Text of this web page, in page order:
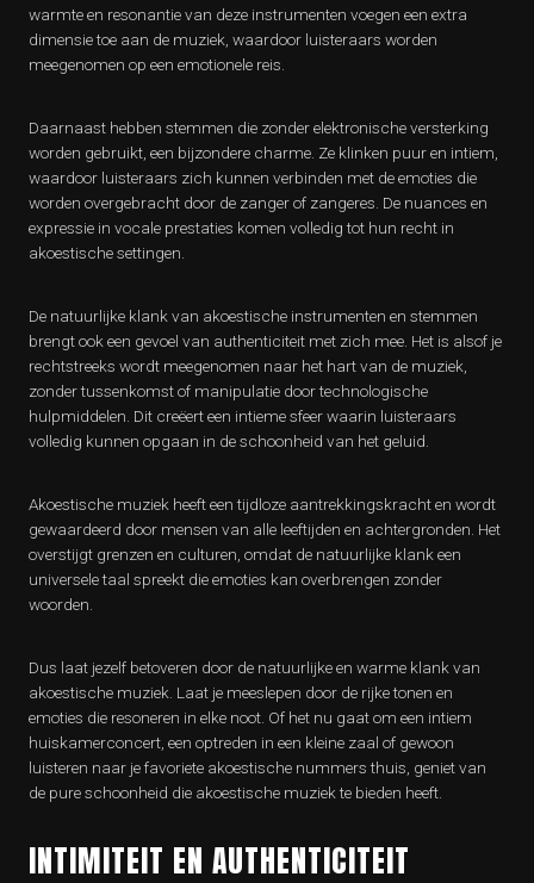
warmte en resonantie van deze instrumenten voegen een extra
dimensie toe aan de muziek, waardoor luisteraars worden
meegenomen op een emotionele reis.
Daarnaast hebben stemmen die zonder elektronische versterking
worden gebruikt, een bijzondere charme. Ze klinken puur en intiem,
waardoor luisteraars zich kunnen verbinden met de emoties die
worden overgebracht door de zanger of zangeres. De nuances en
expressie in vocale prestaties komen volledig tot hun recht in
akoestische settingen.
De natuurlijke klank van akoestische instrumenten en stemmen
brengt ook een gevoel van authenticiteit met zich mee. Het is alsof je
rechtstreeks wordt meegenomen naar het hart van de muziek,
zonder tussenkomst of manipulatie door technologische
hulpmiddelen. Dit creëert een intieme sfeer waarin luisteraars
volledig kunnen opgaan in de schoonheid van het geluid.
Akoestische muziek heeft een tijdloze aantrekkingskracht en wordt
gewaardeerd door mensen van alle leeftijden en achtergronden. Het
overstijgt grenzen en culturen, omdat de natuurlijke klank een
universele taal spreekt die emoties kan overbrengen zonder
woorden.
Dus laat jezelf betoveren door de natuurlijke en warme klank van
akoestische muziek. Laat je meeslepen door de rijke tonen en
emoties die resoneren in elke noot. Of het nu gaat om een intiem
huiskamerconcert, een optreden in een kleine zaal of gewoon
luisteren naar je favoriete akoestische nummers thuis, geniet van
de pure schoonheid die akoestische muziek te bieden heeft.
INTIMITEIT EN AUTHENTICITEIT